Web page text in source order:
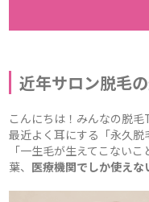
近年サロン脱毛
こんにちは！みんなの脱毛
最近よく耳にする「永久脱
「一生毛が生えてこない
葉、 医療機関でしか使えな